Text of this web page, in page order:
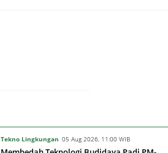
Tekno Lingkungan 05 Aug 2026, 11:00 WIB